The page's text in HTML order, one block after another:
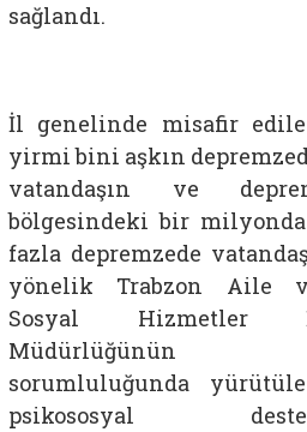
sağlandı.
İl genelinde misafir
yirmi bini aşkın
vatandaşın ve
bölgesindeki bir
fazla depremzede
yönelik Trabzon Aile
Sosyal Hizmetler
Müdürlüğünün
sorumluluğunda
psikososyal